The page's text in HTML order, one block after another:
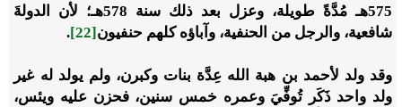
575هـ مُدَّةً طويلة، وعزل بعد ذلك سنة 578هـ؛ لأن الدولةَ
شافعية، والرجل من الحنفية، وآباؤه كلهم حنفيون [22]
.
وقد ولد لأحمد بن هبة الله عِدَّة بنات وكبرن، ولم يولد له غير
ولد واحد ذَكَر تُوفِّيَ وعمره خمس سنين، فحزن عليه ويئس،